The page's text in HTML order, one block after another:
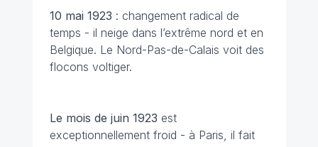
10 mai 1923 : changement radical de
temps - il neige dans l’extrême nord et en
Belgique. Le Nord-Pas-de-Calais voit des
flocons voltiger.
Le mois de juin 1923 est
exceptionnellement froid - à Paris, il fait